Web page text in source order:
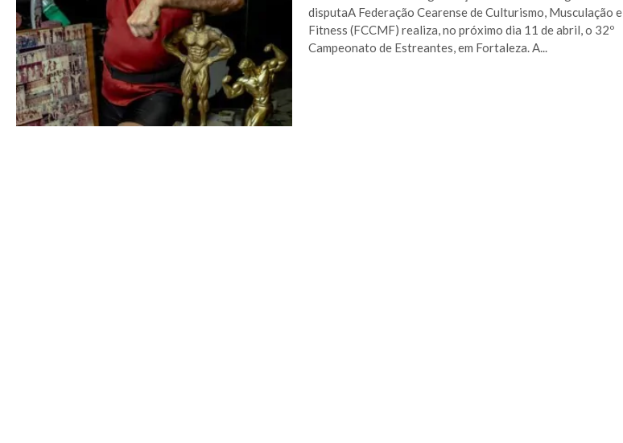
disputaA Federação Cearense de Culturismo, Musculação e
Fitness (FCCMF) realiza, no próximo dia 11 de abril, o 32º
Campeonato de Estreantes, em Fortaleza. A...